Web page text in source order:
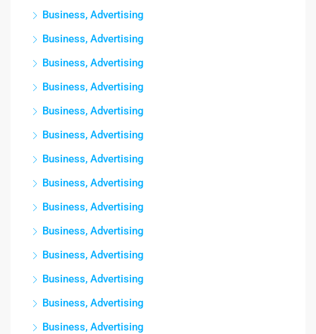
Business, Advertising
Business, Advertising
Business, Advertising
Business, Advertising
Business, Advertising
Business, Advertising
Business, Advertising
Business, Advertising
Business, Advertising
Business, Advertising
Business, Advertising
Business, Advertising
Business, Advertising
Business, Advertising